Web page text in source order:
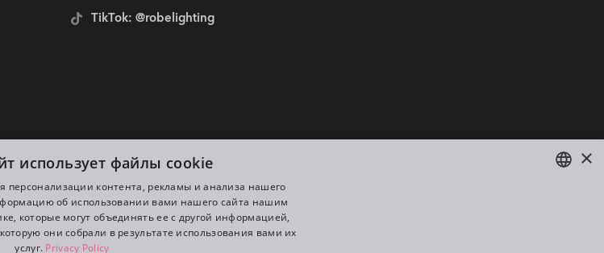
TikTok: @robelighting
×
использует файлы cookie
персонализации контента, рекламы и анализа нашего
об использовании вами нашего сайта нашим
которые могут объединять ее с другой информацией,
они собрали в результате использования вами их
услуг. Privacy Policy